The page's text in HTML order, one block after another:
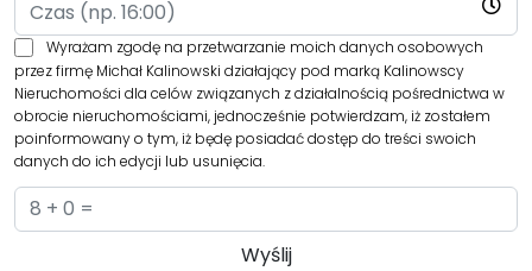
Wyrażam zgodę na przetwarzanie moich danych osobowych
przez firmę Michał Kalinowski działający pod marką Kalinowscy
Nieruchomości dla celów związanych z działalnością pośrednictwa w
obrocie nieruchomościami, jednocześnie potwierdzam, iż zostałem
poinformowany o tym, iż będę posiadać dostęp do treści swoich
danych do ich edycji lub usunięcia.